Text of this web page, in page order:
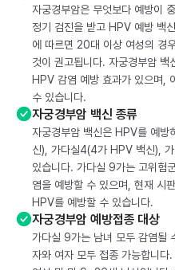
자궁경부암은 무엇보다 예방이
정기 검진을 받고 HPV 예방 백
에 따르면 20대 이상 여성의 경
것이 권고됩니다. 자궁경부암
HPV 감염 예방 효과가 있으며,
수 있습니다.
자궁경부암 백신 종류
자궁경부암 백신은 HPV를 예
신), 가다실4(4가 HPV 백신),
있습니다. 가다실 9가는 고위험
염을 예방할 수 있으며, 현재 시
HPV를 예방할 수 있습니다.
자궁경부암 예방접종 대상
가다실 9가는 남녀 모두 감염될
자와 여자 모두 접종 가능합니